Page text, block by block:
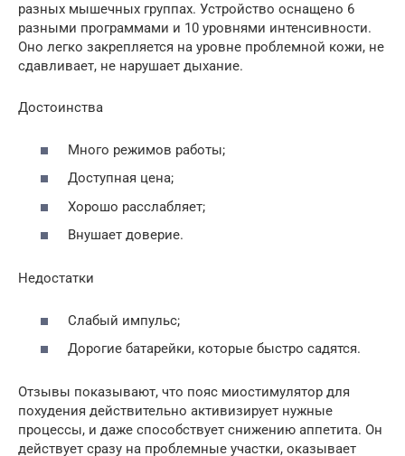
разных мышечных группах. Устройство оснащено 6
разными программами и 10 уровнями интенсивности.
Оно легко закрепляется на уровне проблемной кожи, не
сдавливает, не нарушает дыхание.
Достоинства
Много режимов работы;
Доступная цена;
Хорошо расслабляет;
Внушает доверие.
Недостатки
Слабый импульс;
Дорогие батарейки, которые быстро садятся.
Отзывы показывают, что пояс миостимулятор для
похудения действительно активизирует нужные
процессы, и даже способствует снижению аппетита. Он
действует сразу на проблемные участки, оказывает